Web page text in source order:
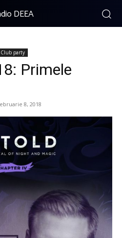
DEEA
party
Primele
8, 2018